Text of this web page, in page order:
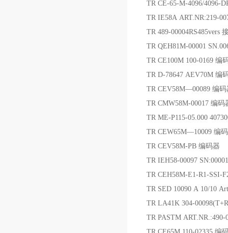
TR CE-65-M-4096/4096-
TR IE58A ART.NR:219-
TR 489-00004RS485vers
TR QEH81M-00001
TR CE100M 100-0169 编
TR D-78647 AEV70M 编
TR CEV58M—00089 编码
TR CMW58M-00017 编码
TR ME-P115-05.000
TR CEW65M—10009 编
TR CEV58M-PB 编码器
TR IEH58-00097
TR CEH58M-E1-R1-SSI-
TR SED 10090 A 10/10
TR LA41K 304-
TR PASTM ART.NR.:490-